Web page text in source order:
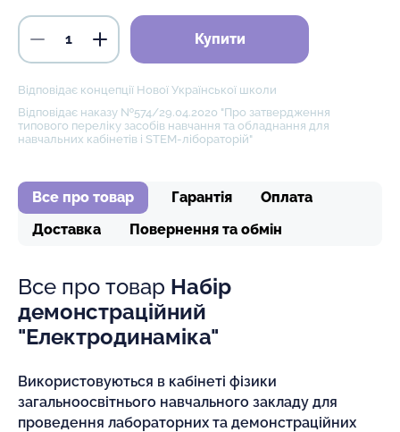
Купити
Відповідає концепції Нової Української школи
Відповідає наказу №574/29.04.2020 "Про затвердження
типового переліку засобів навчання та обладнання для
навчальних кабінетів і STEM-лібораторій"
Все про товар Гарантія
Оплата
Доставка
Повернення та обмін
Все про товар Набір
демонстраційний
"Електродинаміка"
Використовуються в кабінеті фізики
загальноосвітнього навчального закладу для
проведення лабораторних та демонстраційних